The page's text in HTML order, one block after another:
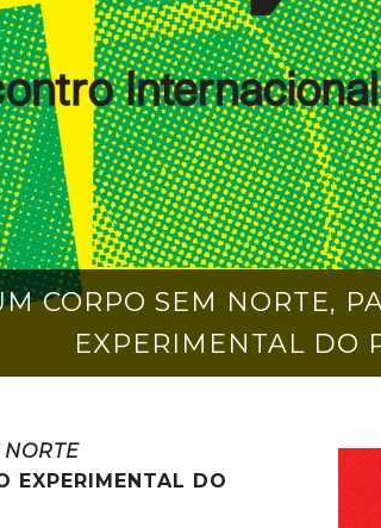
CORPO SEM NORTE,
EXPERIMENTAL DO
EXPERIMENTAL DO